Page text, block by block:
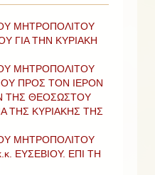
ΜΗΤΡΟΠΟΛΙΤΟΥ
ΓΙΑ ΤΗΝ ΚΥΡΙΑΚΗ
ΜΗΤΡΟΠΟΛΙΤΟΥ
ΠΡΟΣ ΤΟΝ ΙΕΡΟΝ
ΤΗΣ ΘΕΟΣΩΣΤΟΥ
ΤΗΣ ΚΥΡΙΑΚΗΣ ΤΗΣ
ΜΗΤΡΟΠΟΛΙΤΟΥ
ΕΥΣΕΒΙΟΥ. ΕΠΙ ΤΗ